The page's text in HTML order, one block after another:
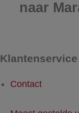
naar
Klantenservice
Contact